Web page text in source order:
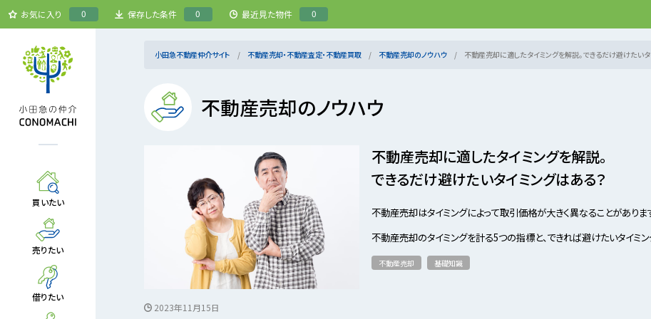
お気に入り 0 保存した条件 0 最近見た物件 0
買いたい
売りたい
借りたい
小田急不動産仲介サイト 不動産売却・不動産査定・不動産買取 不動産売却のノウハウ 不動産売却に適したタイミングを解説。できるだけ避けたい
不動産売却のノウハウ
不動産売却に適したタイミングを解説。
できるだけ避けたいタイミングはある？
不動産売却はタイミングによって取引価格が大きく異なることがありま
不動産売却のタイミングを計る5つの指標と、できれば避けたいタイミン
不動産売却 基礎知識
2023年11月15日